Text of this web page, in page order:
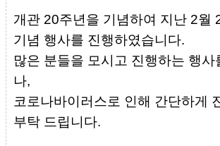
개관 20주년을 기념하여 지난 2월
기념 행사를 진행하였습니다.
많은 분들을 모시고 진행하는 행사
나,
코로나바이러스로 인해 간단하게
부탁 드립니다.